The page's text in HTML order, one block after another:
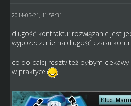
2014-05-21, 11:58:31
dlugość kontraktu: rozwiązanie jest
wypożeczenie na dlugość czasu
co do całej reszty też byłbym
w praktyce